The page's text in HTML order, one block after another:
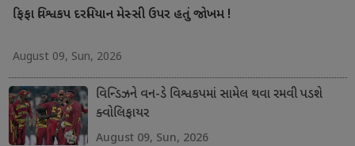
ફિફા વિશ્વકપ દરમિયાન મેસ્સી ઉપર હતું જોખમ !
August 09, Sun, 2026
વિન્ડિઝને વન-ડે વિશ્વકપમાં સામેલ થવા રમવી પડશે
ક્વોલિફાયર
August 09, Sun, 2026